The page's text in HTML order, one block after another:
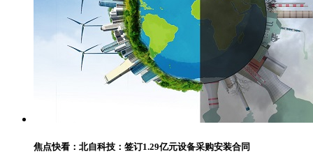
焦点快看：北自科技：签订1.29亿元设备采购安装合同